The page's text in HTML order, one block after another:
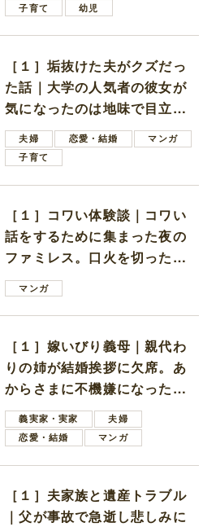
子育て
幼児
［１］垢抜けた夫がクズだっ
た話｜大学の人気者の彼女が
気になったのは地味で目立た
ない男子学生
夫婦 恋愛・結婚
マンガ
子育て
［１］コワい体験談｜コワい
話をするために集まった夜の
ファミレス。口火を切ったの
は電車好きの男の子ママ
マンガ
［１］嫁いびり義母｜親代わ
りの姉が結婚挨拶に欠席。あ
からさまに不機嫌になった義
母義実家・実家
夫婦
恋愛・結婚
マンガ
［１］夫家族と遺産トラブル
｜父が事故で急逝し悲しみに